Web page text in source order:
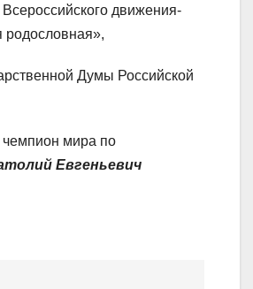
движения-
родословная»,
Думы Российской
чемпион мира по
Евгеньевич